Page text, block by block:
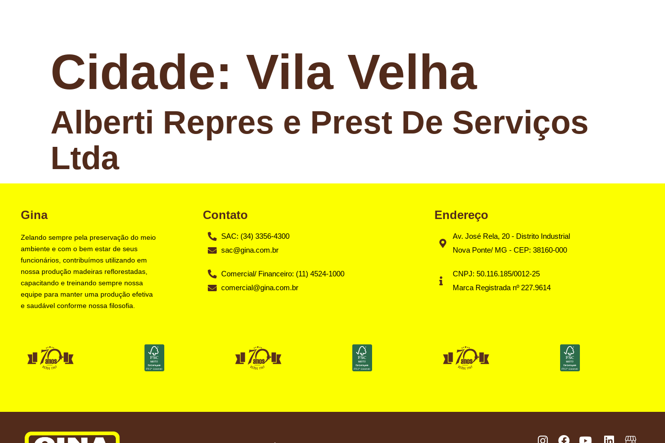
Cidade: Vila Velha
Alberti Repres e Prest De Serviços
Ltda
Gina
Zelando sempre pela preservação do meio
ambiente e com o bem estar de seus
funcionários, contribuímos utilizando em
nossa produção madeiras reflorestadas,
capacitando e treinando sempre nossa
equipe para manter uma produção efetiva
e saudável conforme nossa filosofia.
Contato
SAC: (34) 3356-4300
sac@gina.com.br
Comercial/ Financeiro: (11) 4524-1000
comercial@gina.com.br
Endereço
Av. José Rela, 20 - Distrito Industrial
Nova Ponte/ MG - CEP: 38160-000
CNPJ: 50.116.185/0012-25
Marca Registrada nº 227.9614